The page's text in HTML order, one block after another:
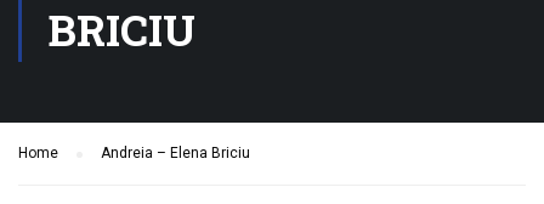
BRICIU
Home Andreia – Elena Briciu